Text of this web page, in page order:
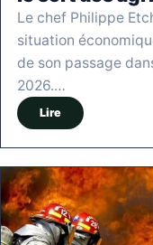
Le chef Philippe
situation
de son passage
2026.…
Lire